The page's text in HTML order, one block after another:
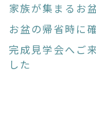
家族が集まるお
お盆の帰省時に
完成見学会へご
した